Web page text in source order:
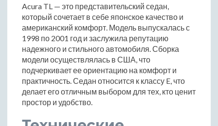
Acura TL — это представительский седан,
который сочетает в себе японское качество и
американский комфорт. Модель выпускалась с
1998 по 2001 год и заслужила репутацию
надежного и стильного автомобиля. Сборка
модели осуществлялась в США, что
подчеркивает ее ориентацию на комфорт и
практичность. Седан относится к классу E, что
делает его отличным выбором для тех, кто ценит
простор и удобство.